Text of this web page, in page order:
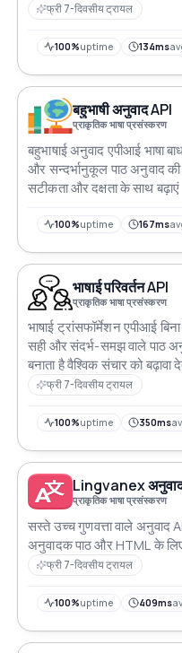
फ्री 7-दिवसीय ट्रायल
100%uptime 134ms
बहुभाषी अनुवाद API
प्राकृतिक भाषा प्रसंस्करण
बहुभाषाई अनुवाद एपीआई भाषा
और सन्दर्भानुकूल पाठ अनुवाद की
सटीकता और दक्षता के साथ बढ़ाएं
100%uptime 167ms
भाषाई परिवर्तन API
प्राकृतिक भाषा प्रसंस्करण
भाषाई ट्रांसफॉर्मेशन एपीआई
सही और संदर्भ-समझ वाले पाठ
बनाता है वैश्विक संचार को बढ़ावा
फ्री 7-दिवसीय ट्रायल
100%uptime 350ms
Lingvanex
प्राकृतिक भाषा प्रसंस्करण
सस्ते उच्च गुणवत्ता वाले अनुवाद
अनुवादक पाठ और HTML के
फ्री 7-दिवसीय ट्रायल
100%uptime 409ms